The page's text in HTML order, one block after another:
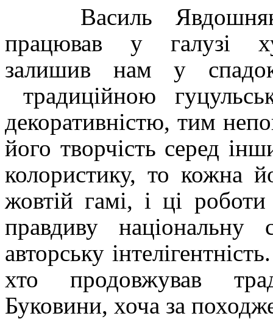
Василь
працював у галузі
залишив нам у
традиційною
декоративністю, тим
його творчість серед
колористику, то кожна
жовтій гамі, і ці
правдиву
авторську
хто продовжував
Буковини, хоча за